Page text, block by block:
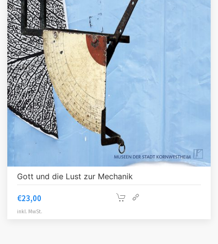
Gott und die Lust zur Mechanik
€23,00
inkl. MwSt.